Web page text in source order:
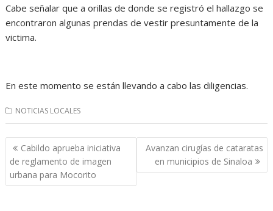
Cabe señalar que a orillas de donde se registró el hallazgo se
encontraron algunas prendas de vestir presuntamente de la
victima.
En este momento se están llevando a cabo las diligencias.
NOTICIAS LOCALES
Navegación
de
entradas
Cabildo aprueba iniciativa
de reglamento de imagen
urbana para Mocorito
Avanzan cirugías de cataratas
en municipios de Sinaloa